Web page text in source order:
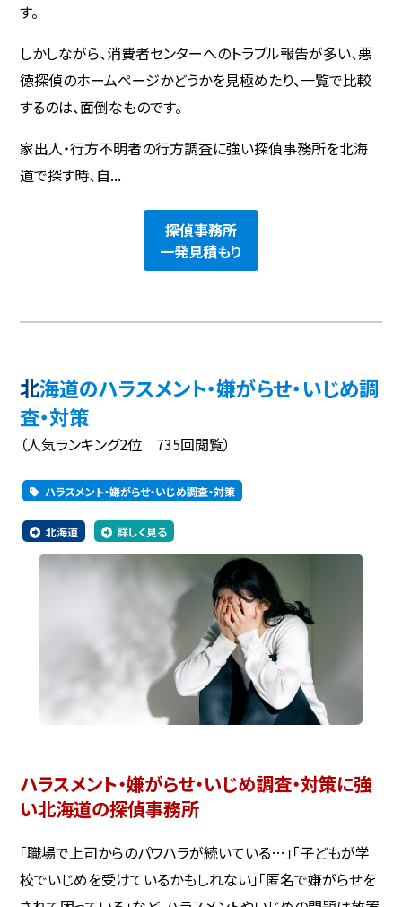
す。
しかしながら、消費者センターへのトラブル報告が多い、悪
徳探偵のホームページかどうかを見極めたり、一覧で比較
するのは、面倒なものです。
家出人・行方不明者の行方調査に強い探偵事務所を北海
道で探す時、自...
探偵事務所
一発見積もり
北海道のハラスメント・嫌がらせ・いじめ調
査・対策
（人気ランキング2位 735回閲覧）
ハラスメント・嫌がらせ・いじめ調査・対策
北海道 詳しく見る
ハラスメント・嫌がらせ・いじめ調査・対策に強
い北海道の探偵事務所
「職場で上司からのパワハラが続いている…」「子どもが学
校でいじめを受けているかもしれない」「匿名で嫌がらせを